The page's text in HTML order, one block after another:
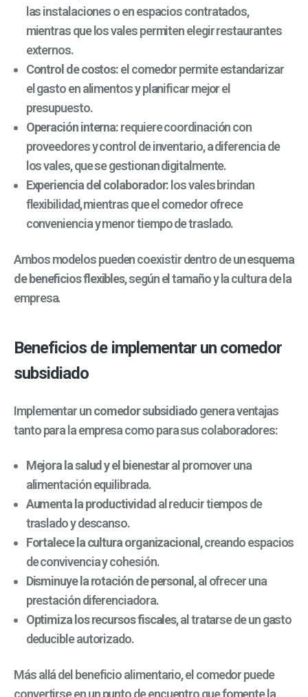
las instalaciones o en espacios contratados,
mientras que los vales permiten elegir restaurantes
externos.
Control de costos:el comedor permite estandarizar
el gasto en alimentos y planificar mejor el
presupuesto.
Operación interna:requiere coordinación con
proveedores y control de inventario, a diferencia de
los vales, que se gestionan digitalmente.
Experiencia del colaborador:los vales brindan
flexibilidad, mientras que el comedor ofrece
conveniencia y menor tiempo de traslado.
Ambos modelos pueden coexistir dentro de unesquema
de beneficios flexibles, según el tamaño y la cultura de la
empresa.
Beneficios de implementar un comedor
subsidiado
Implementar uncomedor subsidiadogenera ventajas
tanto para la empresa como para sus colaboradores:
Mejora la salud y el bienestaral promover una
alimentación equilibrada.
Aumenta la productividadal reducir tiempos de
traslado y descanso.
Fortalece la cultura organizacional, creando espacios
de convivencia y cohesión.
Disminuye la rotación de personal, al ofrecer una
prestación diferenciadora.
Optimiza los recursos fiscales, al tratarse de un gasto
deducible autorizado.
Más allá del beneficio alimentario, el comedor puede
convertirse en un punto de encuentro que fomente la